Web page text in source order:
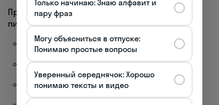
Пример: Der Brief wird geschrieben. (Письмо
пишется.)
ich werde gefragt — я спрашиваюсь
du wirst gelobt — ты хвалишься
er/sie/es wird gesucht — его/её/его ищут
Только начинаю: Знаю алфавит и
пару фраз
Могу объясниться в отпуске:
Понимаю простые вопросы
Уверенный середнячок: Хорошо
понимаю тексты и видео